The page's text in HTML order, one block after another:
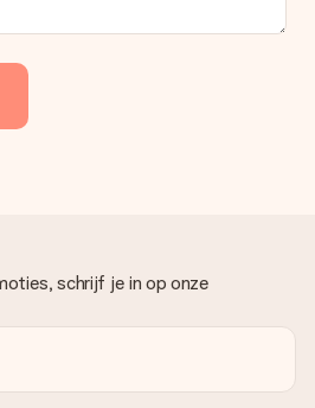
schrijf je in op onze